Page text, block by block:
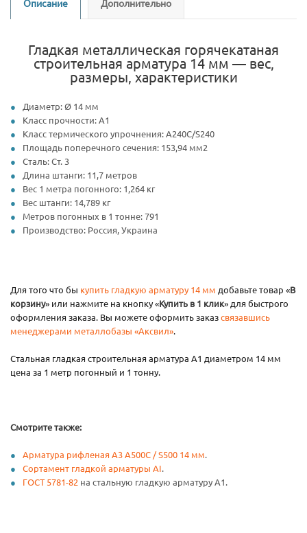
Описание Дополнительно
Гладкая металлическая горячекатаная
строительная арматура 14 мм — вес,
размеры, характеристики
Диаметр: Ø 14 мм
Класс прочности: А1
Класс термического упрочнения: А240С/S240
Площадь поперечного сечения: 153,94 мм2
Сталь: Ст. 3
Длина штанги: 11,7 метров
Вес 1 метра погонного: 1,264 кг
Вес штанги: 14,789 кг
Метров погонных в 1 тонне: 791
Производство: Россия, Украина
Для того что бы купить гладкую арматуру 14 мм добавьте товар «В
корзину» или нажмите на кнопку «Купить в 1 клик» для быстрого
оформления заказа. Вы можете оформить заказсвязавшись
менеджерами металлобазы «Аксвил».
Стальная гладкая строительная арматура А1 диаметром 14 мм
цена за 1 метр погонный и 1 тонну.
Смотрите также:
Арматура рифленая А3 А500С / S500 14 мм.
Сортамент гладкой арматуры AI.
ГОСТ 5781-82 на стальную гладкую арматуру А1.